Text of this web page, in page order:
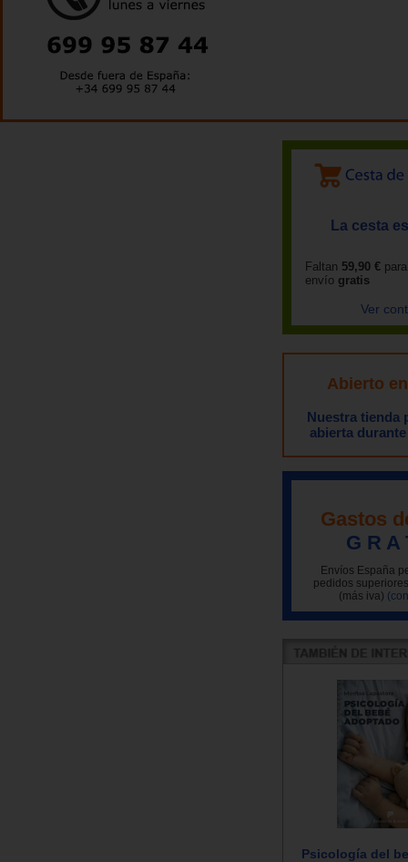
La cesta
Faltan 59,90 €
envío gratis
Ver
Abierto
Nuestra tienda
abierta
Gastos
G R A
Envíos España
pedidos
(más iva)
Psicología del